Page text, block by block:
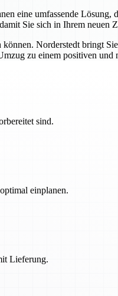
eine umfassende
Sie sich in Ihrem neuen
Norderstedt bringt
zu einem positiven und
sind.
einplanen.
Lieferung.